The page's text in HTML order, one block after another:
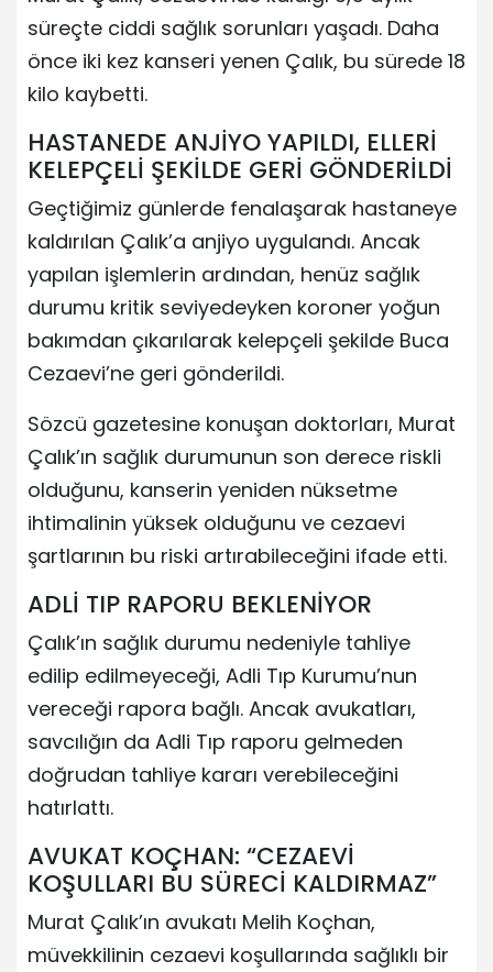
süreçte ciddi sağlık sorunları yaşadı. Daha
önce iki kez kanseri yenen Çalık, bu sürede 18
kilo kaybetti.
HASTANEDE ANJİYO YAPILDI, ELLERİ
KELEPÇELİ ŞEKİLDE GERİ GÖNDERİLDİ
Geçtiğimiz günlerde fenalaşarak hastaneye
kaldırılan Çalık’a anjiyo uygulandı. Ancak
yapılan işlemlerin ardından, henüz sağlık
durumu kritik seviyedeyken koroner yoğun
bakımdan çıkarılarak kelepçeli şekilde Buca
Cezaevi’ne geri gönderildi.
Sözcü gazetesine konuşan doktorları, Murat
Çalık’ın sağlık durumunun son derece riskli
olduğunu, kanserin yeniden nüksetme
ihtimalinin yüksek olduğunu ve cezaevi
şartlarının bu riski artırabileceğini ifade etti.
ADLİ TIP RAPORU BEKLENİYOR
Çalık’ın sağlık durumu nedeniyle tahliye
edilip edilmeyeceği, Adli Tıp Kurumu’nun
vereceği rapora bağlı. Ancak avukatları,
savcılığın da Adli Tıp raporu gelmeden
doğrudan tahliye kararı verebileceğini
hatırlattı.
AVUKAT KOÇHAN: “CEZAEVİ
KOŞULLARI BU SÜRECİ KALDIRMAZ”
Murat Çalık’ın avukatı Melih Koçhan,
müvekkilinin cezaevi koşullarında sağlıklı bir